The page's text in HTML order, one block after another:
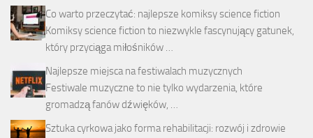
Co warto przeczytać: najlepsze komiksy science fiction
Komiksy science fiction to niezwykle fascynujący gatunek,
który przyciąga miłośników …
Najlepsze miejsca na festiwalach muzycznych
Festiwale muzyczne to nie tylko wydarzenia, które
gromadzą fanów dźwięków, …
Sztuka cyrkowa jako forma rehabilitacji: rozwój i zdrowie